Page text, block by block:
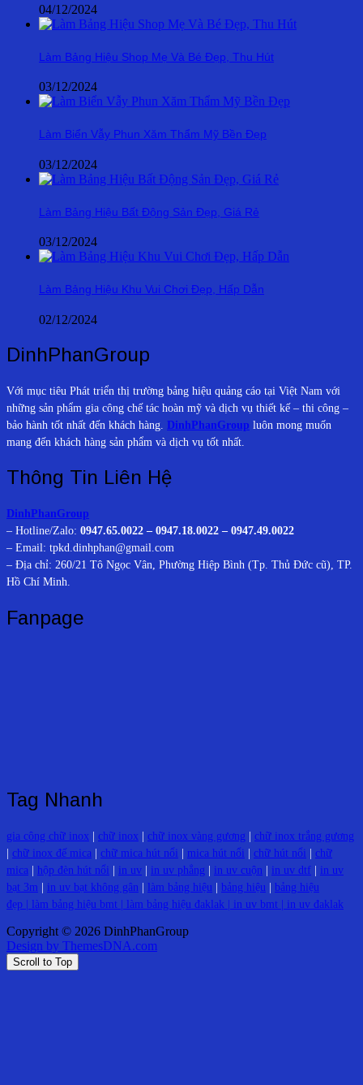
04/12/2024
Làm Bảng Hiệu Shop Mẹ Và Bé Đẹp, Thu Hút
03/12/2024
Làm Biển Vẫy Phun Xăm Thẩm Mỹ Bền Đẹp
03/12/2024
Làm Bảng Hiệu Bất Động Sản Đẹp, Giá Rẻ
03/12/2024
Làm Bảng Hiệu Khu Vui Chơi Đẹp, Hấp Dẫn
02/12/2024
DinhPhanGroup
Với mục tiêu Phát triển thị trường bảng hiệu quảng cáo tại Việt Nam với
những sản phẩm gia công chế tác hoàn mỹ và dịch vụ thiết kế – thi công –
bảo hành tốt nhất đến khách hàng. DinhPhanGroup luôn mong muốn
mang đến khách hàng sản phẩm và dịch vụ tốt nhất.
Thông Tin Liên Hệ
DinhPhanGroup
– Hotline/Zalo: 0947.65.0022 – 0947.18.0022 – 0947.49.0022
– Email: tpkd.dinhphan@gmail.com
– Địa chỉ: 260/21 Tô Ngọc Vân, Phường Hiệp Bình (Tp. Thủ Đức cũ), TP.
Hồ Chí Minh.
Fanpage
Tag Nhanh
gia công chữ inox chữ inox chữ inox vàng gương
chữ inox trắng gương
chữ inox đế mica chữ mica hút nổi mica hút nổi chữ hút nổi
chữ
mica
hộp đèn hút nổi in uv in uv phẳng in uv cuộn in uv dtf
in uv
bạt 3m
in uv bạt không gân làm bảng hiệu bảng hiệu
bảng hiệu
đẹp |
làm bảng hiệu bmt làm bảng hiệu đaklak in uv bmt in uv đaklak
Copyright © 2026 DinhPhanGroup
Design by ThemesDNA.com
Scroll to Top